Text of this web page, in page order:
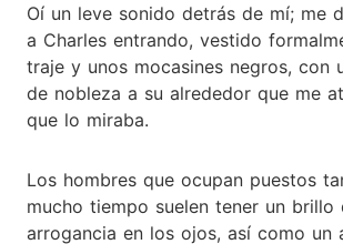
Oí un leve sonido detrás de mí; me
a Charles entrando, vestido
traje y unos mocasines negros, con
de nobleza a su alrededor que me
que lo miraba.
Los hombres que ocupan puestos
mucho tiempo suelen tener un
arrogancia en los ojos, así como un